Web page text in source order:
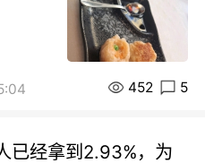
452 5
已经拿到2.93%，为